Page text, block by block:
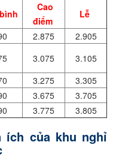
Cao
điểm
Lễ
2.875
2.905
3.075
3.105
3.275
3.305
3.675
3.705
3.775 3.805
ích của khu nghỉ